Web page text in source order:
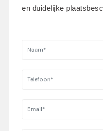
en duidelijke